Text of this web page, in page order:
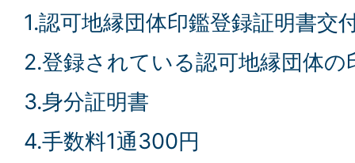
1.認可地縁団体印鑑登録証明書交
2.登録されている認可地縁団体の
3.身分証明書
4.手数料1通300円